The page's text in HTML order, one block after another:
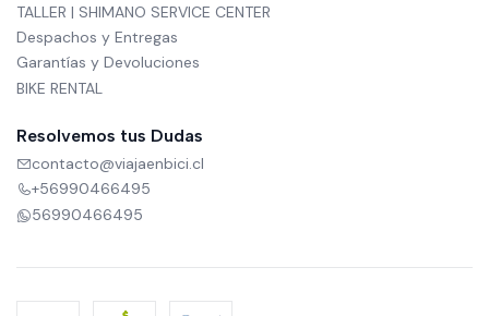
TALLER | SHIMANO SERVICE CENTER
Despachos y Entregas
Garantías y Devoluciones
BIKE RENTAL
Resolvemos tus Dudas
contacto@viajaenbici.cl
+56990466495
56990466495